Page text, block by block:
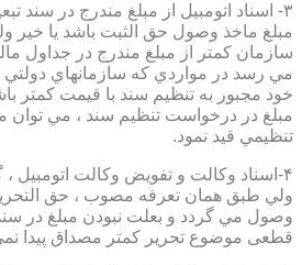
۳- اسناد اتومبيل از مبلغ مندرج در سند
مبلغ ماخذ وصول حق الثبت باشد يا خير
سازمان كمتر از مبلغ مندرج در جداول
مي رسد در مواردي كه سازمانهاي
خود مجبور به تنظيم سند با قيمت كمتر
مبلغ در درخواست تنظيم سند ، مي توان
تنظيمي قيد نمود.
۴-اسناد وكالت و تفويض وكالت
ولي طبق همان تعرفه مصوب ، حق
وصول مي گردد و بعلت نبودن مبلغ در
قطعی موضوع تحریر کمتر مصداق پیدا